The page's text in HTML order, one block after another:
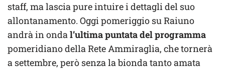
staff, ma lascia pure intuire i dettagli del suo
allontanamento. Oggi pomeriggio su Raiuno
andrà in ondal’ultima puntata del programma
pomeridiano della Rete Ammiraglia, che tornerà
a settembre, però senza la bionda tanto amata